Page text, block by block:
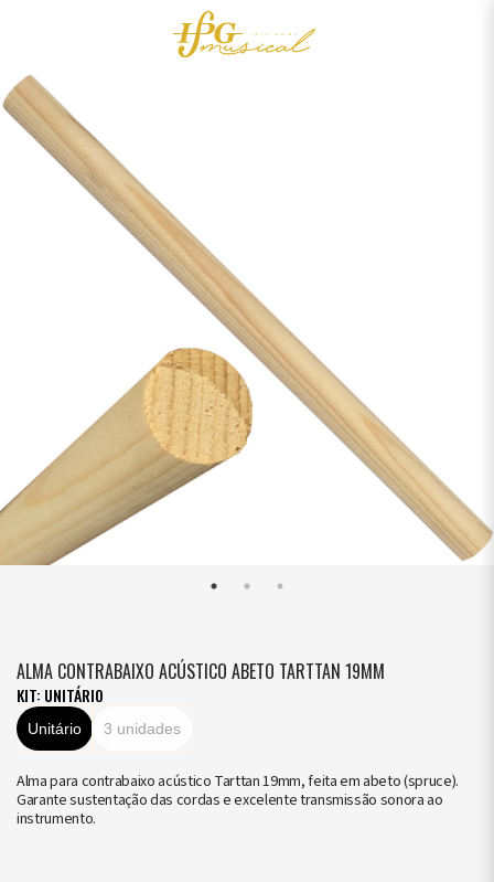
Acessórios
ALMA CONTRABAIXO ACÚSTICO ABETO TARTTAN 19MM
KIT: UNITÁRIO
Unitário 3 unidades
Alma para contrabaixo acústico Tarttan 19mm, feita em abeto (spruce).
Garante sustentação das cordas e excelente transmissão sonora ao
instrumento.